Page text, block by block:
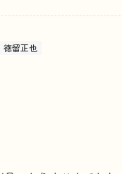
徳留正也